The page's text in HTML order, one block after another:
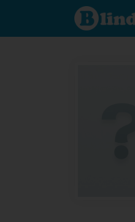
Spoznaj čo je
pod maskou.
Zoznamovacia